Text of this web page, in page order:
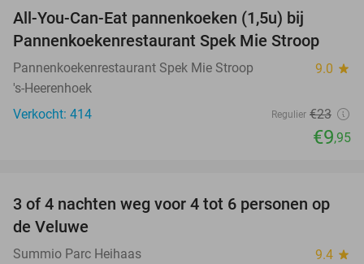
All-You-Can-Eat pannenkoeken (1,5u) bij
Pannenkoekenrestaurant Spek Mie Stroop
Pannenkoekenrestaurant Spek Mie Stroop 9.0 star
's-Heerenhoek
Verkocht: 414
Regulier €23
€9,95
3 of 4 nachten weg voor 4 tot 6 personen op
de Veluwe
Summio Parc Heihaas 9.4 star